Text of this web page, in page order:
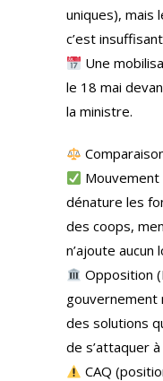
uniques), mais
c’est
Une
le 18 mai
la ministre.
Mouvement
dénature les
des coops,
n’ajoute aucun
Opposition
gouvernement
des solutions
de s’attaquer
CAQ